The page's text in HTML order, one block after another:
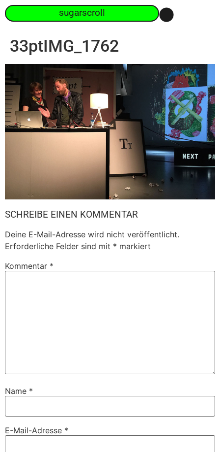
sugarscroll
33ptIMG_1762
SCHREIBE EINEN KOMMENTAR
Deine E-Mail-Adresse wird nicht veröffentlicht.
Erforderliche Felder sind mit * markiert
Kommentar *
Name *
E-Mail-Adresse *